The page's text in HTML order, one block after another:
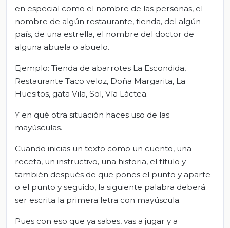
en especial como el nombre de las personas, el
nombre de algún restaurante, tienda, del algún
país, de una estrella, el nombre del doctor de
alguna abuela o abuelo.
Ejemplo: Tienda de abarrotes La Escondida,
Restaurante Taco veloz, Doña Margarita, La
Huesitos, gata Vila, Sol, Vía Láctea.
Y en qué otra situación haces uso de las
mayúsculas.
Cuando inicias un texto como un cuento, una
receta, un instructivo, una historia, el título y
también después de que pones el punto y aparte
o el punto y seguido, la siguiente palabra deberá
ser escrita la primera letra con mayúscula.
Pues con eso que ya sabes, vas a jugar y a